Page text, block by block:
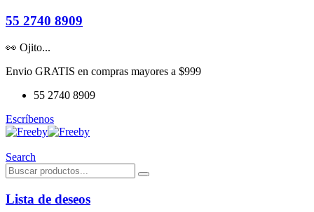
55 2740 8909
👀 Ojito...
Envio GRATIS en compras mayores a $999
55 2740 8909
Escríbenos
Search
Lista de deseos